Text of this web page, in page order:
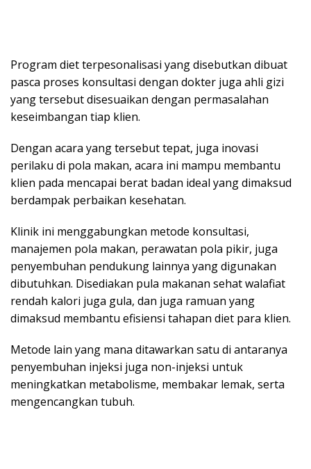
Program diet terpesonalisasi yang disebutkan dibuat
pasca proses konsultasi dengan dokter juga ahli gizi
yang tersebut disesuaikan dengan permasalahan
keseimbangan tiap klien.
Dengan acara yang tersebut tepat, juga inovasi
perilaku di pola makan, acara ini mampu membantu
klien pada mencapai berat badan ideal yang dimaksud
berdampak perbaikan kesehatan.
Klinik ini menggabungkan metode konsultasi,
manajemen pola makan, perawatan pola pikir, juga
penyembuhan pendukung lainnya yang digunakan
dibutuhkan. Disediakan pula makanan sehat walafiat
rendah kalori juga gula, dan juga ramuan yang
dimaksud membantu efisiensi tahapan diet para klien.
Metode lain yang mana ditawarkan satu di antaranya
penyembuhan injeksi juga non-injeksi untuk
meningkatkan metabolisme, membakar lemak, serta
mengencangkan tubuh.